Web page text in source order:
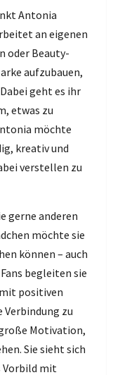
Antonia
an eigenen
oder Beauty-
aufzubauen,
geht es ihr
etwas zu
möchte
kreativ und
verstellen zu
gerne anderen
möchte sie
können – auch
begleiten sie
positiven
zu
Motivation,
Sie sieht sich
Vorbild mit